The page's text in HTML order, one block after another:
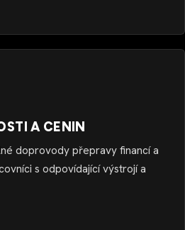
A CENIN
doprovody přepravy financí a
s odpovídající výstrojí a